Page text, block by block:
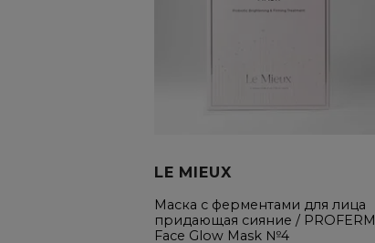
LE MIEUX
Маска с ферментами для лица
придающая сияние / PROFERM
Face Glow Mask №4